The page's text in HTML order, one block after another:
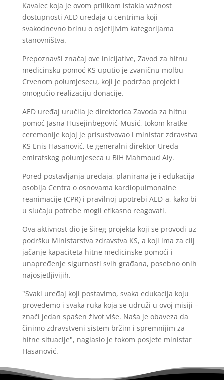
Kavalec koja je ovom prilikom istakla važnost
dostupnosti AED uređaja u centrima koji
svakodnevno brinu o osjetljivim kategorijama
stanovništva.
Prepoznavši značaj ove inicijative, Zavod za hitnu
medicinsku pomoć KS uputio je zvaničnu molbu
Crvenom polumjesecu, koji je podržao projekt i
omogućio realizaciju donacije.
AED uređaj uručila je direktorica Zavoda za hitnu
pomoć Jasna Husejinbegović-Musić, tokom kratke
ceremonije kojoj je prisustvovao i ministar zdravstva
KS Enis Hasanović, te generalni direktor Ureda
emiratskog polumjeseca u BiH Mahmoud Aly.
Pored postavljanja uređaja, planirana je i edukacija
osoblja Centra o osnovama kardiopulmonalne
reanimacije (CPR) i pravilnoj upotrebi AED-a, kako bi
u slučaju potrebe mogli efikasno reagovati.
Ova aktivnost dio je šireg projekta koji se provodi uz
podršku Ministarstva zdravstva KS, a koji ima za cilj
jačanje kapaciteta hitne medicinske pomoći i
unapređenje sigurnosti svih građana, posebno onih
najosjetljivijih.
"Svaki uređaj koji postavimo, svaka edukacija koju
provedemo i svaka ruka koja se udruži u ovoj misiji –
znači jedan spašen život više. Naša je obaveza da
činimo zdravstveni sistem bržim i spremnijim za
hitne situacije", naglasio je tokom posjete ministar
Hasanović.